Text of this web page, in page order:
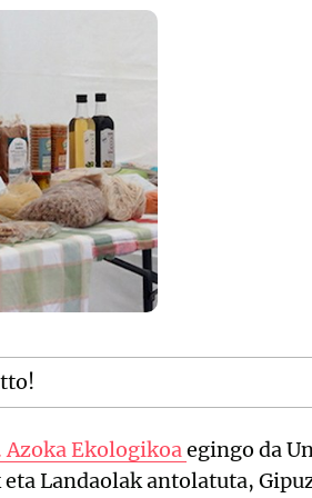
Azoka Ekologikoaegingo da
Landaolak antolatuta,